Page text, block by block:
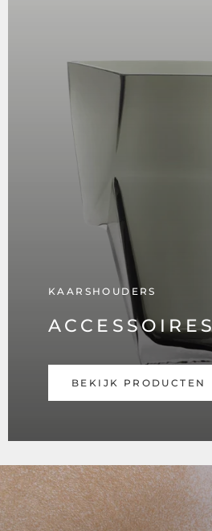
KAARSHOUDERS
ACCESSOIRES
BEKIJK PRODUCTEN